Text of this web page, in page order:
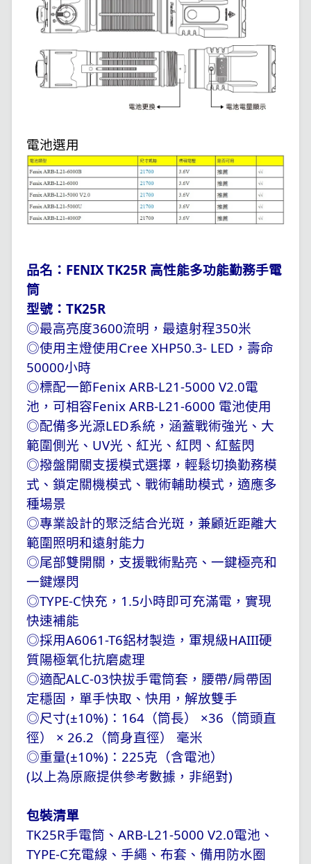
電池選用
品名：FENIX TK25R 高性能多功能勤務手電
筒
型號：TK25R
◎最高亮度3600流明，最遠射程350米
◎使用主燈使用Cree XHP50.3- LED，壽命
50000小時
◎標配一節Fenix ARB-L21-5000 V2.0電
池，可相容Fenix ARB-L21-6000 電池使用
◎配備多光源LED系統，涵蓋戰術強光、大
範圍側光、UV光、紅光、紅閃、紅藍閃
◎撥盤開關支援模式選擇，輕鬆切換勤務模
式、鎖定關機模式、戰術輔助模式，適應多
種場景
◎專業設計的聚泛結合光斑，兼顧近距離大
範圍照明和遠射能力
◎尾部雙開關，支援戰術點亮、一鍵極亮和
一鍵爆閃
◎TYPE-C快充，1.5小時即可充滿電，實現
快速補能
◎採用A6061-T6鋁材製造，軍規級HAIII硬
質陽極氧化抗磨處理
◎適配ALC-03快拔手電筒套，腰帶/肩帶固
定穩固，單手快取、快用，解放雙手
◎尺寸(±10%)：164（筒長） ×36（筒頭直
徑） × 26.2（筒身直徑） 毫米
◎重量(±10%)：225克（含電池）
(以上為原廠提供參考數據，非絕對)
包裝清單
TK25R手電筒、ARB-L21-5000 V2.0電池、
TYPE-C充電線、手繩、布套、備用防水圈